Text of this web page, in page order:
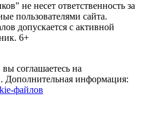
не несет ответственность за
пользователями сайта.
допускается с активной
6+
соглашаетесь на
Дополнительная информация:
файлов